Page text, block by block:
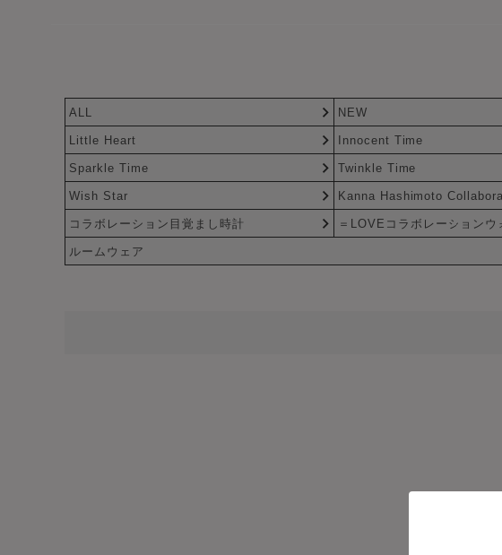
ALL NEW
Little Heart Innocent Time
Sparkle Time Twinkle Time
Wish Star Kanna Hashimoto
コラボレーション目覚まし時計 ＝LOVEコラボレーションウ
ルームウェア